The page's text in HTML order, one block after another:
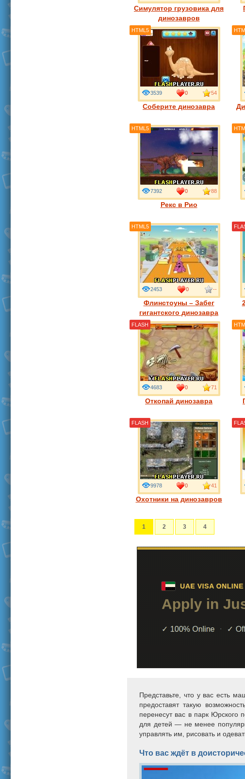
Симулятор грузовика для
динозавров
Соберите динозавра
3539 0 54
HTML5
Рекс в Рио
7392 0 88
HTML5
Флинстоуны – Забег
гигантского динозавра
2453 0 --
HTML5
Откопай динозавра
4683 0 71
FLASH
Охотники на динозавров
9978 0 41
FLASH
1 2 3 4
Представьте, что у вас есть
предоставят такую
перенесут вас в парк Юрского
для детей — не менее
управлять им, рисовать и
Что вас ждёт в